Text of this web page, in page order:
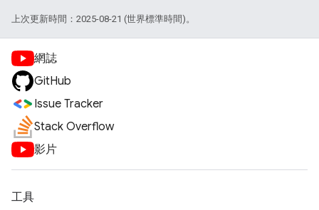
上次更新時間：2025-08-21 (世界標準時間)。
網誌
GitHub
Issue Tracker
Stack Overflow
影片
工具